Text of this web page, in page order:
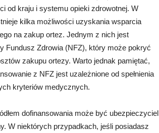
od kraju i systemu opieki zdrowotnej. W
kilka możliwości uzyskania wsparcia
na zakup ortez. Jednym z nich jest
Fundusz Zdrowia (NFZ), który może pokryć
zakupu ortezy. Warto jednak pamiętać,
z NFZ jest uzależnione od spełnienia
kryteriów medycznych.
dofinansowania może być ubezpieczyciel
W niektórych przypadkach, jeśli posiadasz